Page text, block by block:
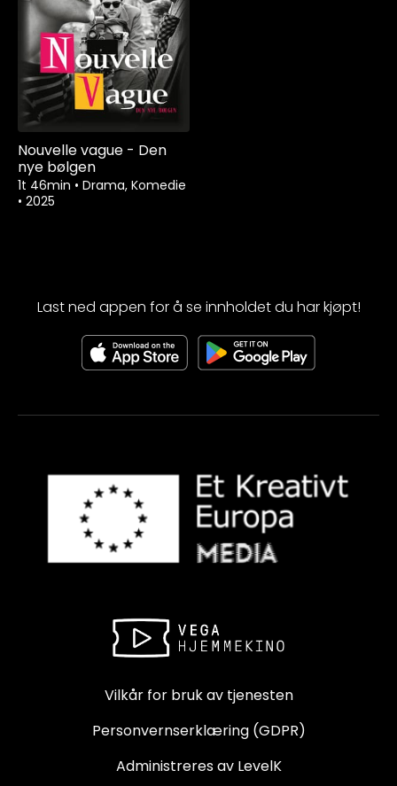
Nouvelle vague - Den
nye bølgen
1t 46min • Drama, Komedie
• 2025
Last ned appen for å se innholdet du har kjøpt!
Vilkår for bruk av tjenesten
Personvernserklæring (GDPR)
Administreres av LevelK